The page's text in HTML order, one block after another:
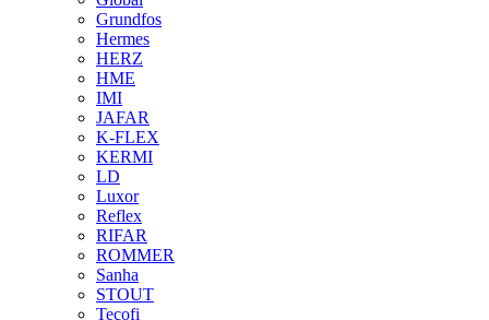
Grundfos
Hermes
HERZ
HME
IMI
JAFAR
K-FLEX
KERMI
LD
Luxor
Reflex
RIFAR
ROMMER
Sanha
STOUT
Tecofi